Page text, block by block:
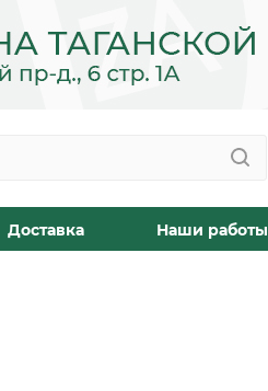
Доставка Наши работы